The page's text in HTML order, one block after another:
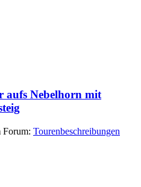
aufs Nebelhorn mit
Forum: Tourenbeschreibungen